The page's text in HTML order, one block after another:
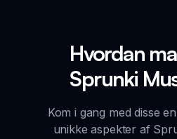
Hvordan
Sprunki
Kom i gang med disse
unikke aspekter af